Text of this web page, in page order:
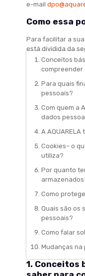
e-mail
Como essa
Para facilitar a
está dividida da
Conceitos
compreender
Para quais
pessoais?
Com quem a
dados
A
Cookies– o
utiliza?
Por quanto
Como
Quais são os
pessoais?
Como falar
Mudanças na
1. Conceitos